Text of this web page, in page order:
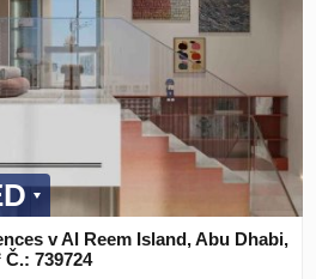
v Al Reem Island, Abu Dhabi,
Č.: 739724